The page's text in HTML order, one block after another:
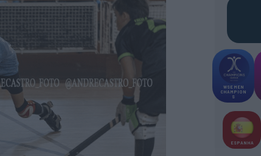
WSE MEN
CHAMPION
S
ESPANHA